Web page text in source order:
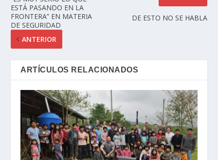
ESTÁ PASANDO EN LA
FRONTERA” EN MATERIA
DE SEGURIDAD
ANTERIOR
DE ESTO NO SE HABLA
ARTÍCULOS RELACIONADOS